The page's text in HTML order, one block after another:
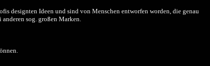
designten Ideen und sind von Menschen entworfen worden, die genau
sog. großen Marken.